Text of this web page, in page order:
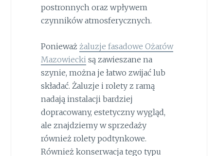
postronnych oraz wpływem
czynników atmosferycznych.
Ponieważ żaluzje fasadowe Ożarów
Mazowiecki są zawieszane na
szynie, można je łatwo zwijać lub
składać. Żaluzje i rolety z ramą
nadają instalacji bardziej
dopracowany, estetyczny wygląd,
ale znajdziemy w sprzedaży
również rolety podtynkowe.
Również konserwacja tego typu